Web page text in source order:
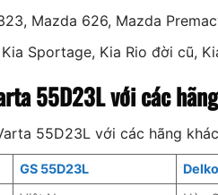
Mazda 626, Mazda
Sportage, Kia Rio đời cũ,
55D23L với các
55D23L với các hãng
GS 55D23L